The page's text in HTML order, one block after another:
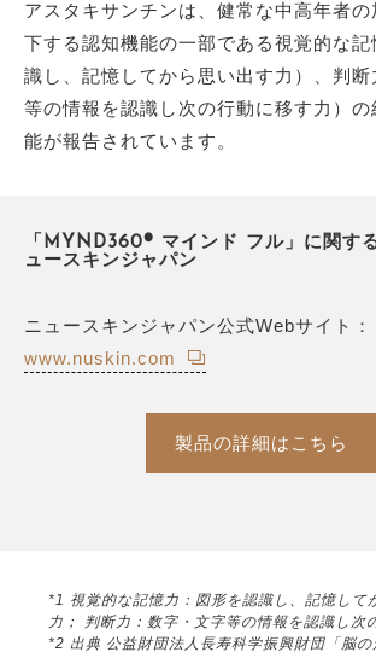
アスタキサンチンは、健常な中高年者
下する認知機能の一部である視覚的な
識し、記憶してから思い出す力）、判
等の情報を認識し次の行動に移す力）
能が報告されています。
「MYND360® マインド フル」に関す
ュースキンジャパン
ニュースキンジャパン公式Webサイト：
www.nuskin.com
製品の詳細はこちら
*1 視覚的な記憶力：図形を認識し、記憶して
力； 判断力：数字・文字等の情報を認識し次
*2 出典 公益財団法人長寿科学振興財団「脳の